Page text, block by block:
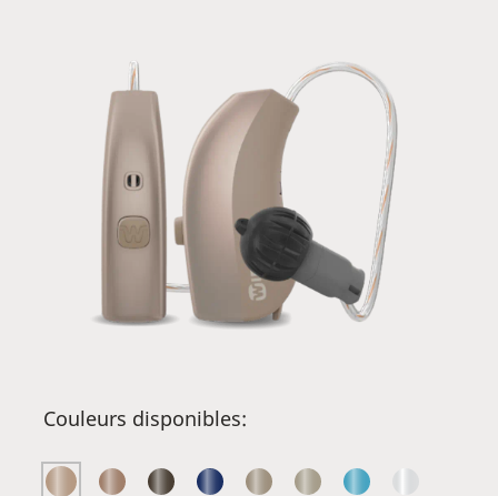
Couleurs disponibles: